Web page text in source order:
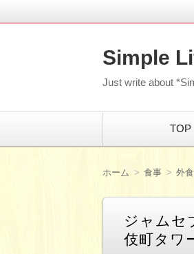
Simple
Just write about
TOP
ホーム 食事 外食
ジャムセ
伎町タワ